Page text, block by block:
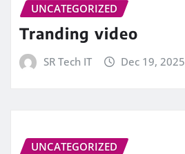
UNCATEGORIZED
Tranding video
SR Tech IT Dec 19, 2025
UNCATEGORIZED